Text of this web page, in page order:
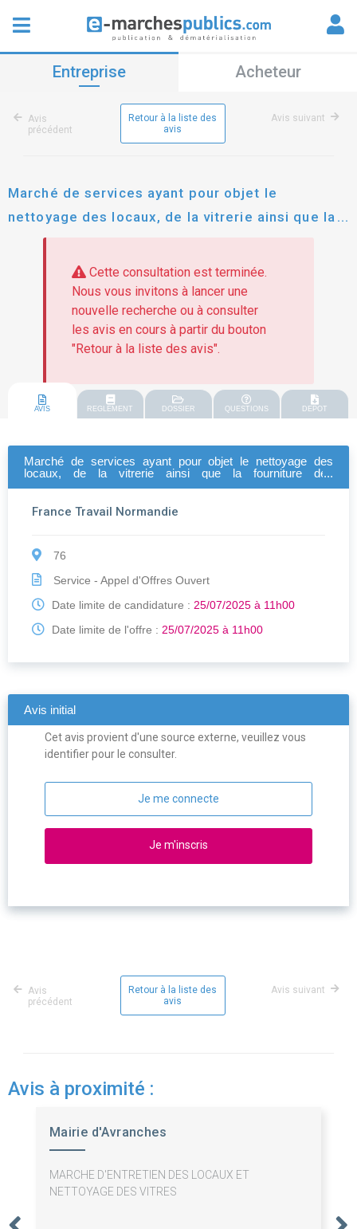
Entreprise Acheteur
Avis
précédent
Retour à la liste des
avis
Avis suivant
Marché de services ayant pour objet le
nettoyage des locaux, de la vitrerie ainsi que la
fourniture des consommables sanitaires, et
l'évacuation des déchets de france travail
normandie
Cette consultation est terminée.
Nous vous invitons à lancer une
nouvelle recherche ou à consulter
les avis en cours à partir du bouton
"Retour à la liste des avis".
AVIS REGLEMENT DOSSIER QUESTIONS DEPOT
Marché de services ayant pour objet le nettoyage des
locaux, de la vitrerie ainsi que la fourniture des
France Travail Normandie
76
Service - Appel d'Offres Ouvert
Date limite de candidature : 25/07/2025 à 11h00
Date limite de l'offre : 25/07/2025 à 11h00
Avis initial
Cet avis provient d'une source externe, veuillez vous
identifier pour le consulter.
Je me connecte
Je m'inscris
Avis
précédent
Retour à la liste des
avis
Avis suivant
Avis à proximité :
Mairie d'Avranches
MARCHE D'ENTRETIEN DES LOCAUX ET
NETTOYAGE DES VITRES